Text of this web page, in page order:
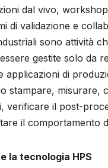
dal vivo,
di validazione e
sono attività
gestite solo da
applicazioni di
stampare, misurare,
verificare il post-
il comportamento
la tecnologia HPS